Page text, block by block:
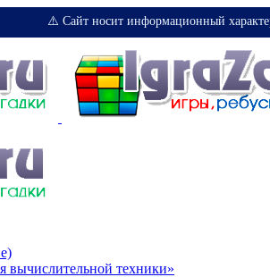
⚠️ Сайт носит информационный
вычислительной техники»